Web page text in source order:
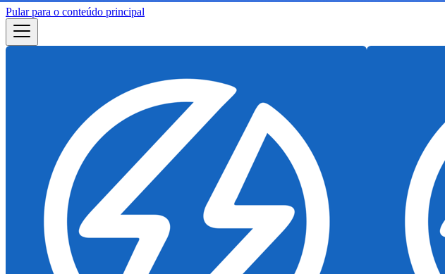
Pular para o conteúdo principal